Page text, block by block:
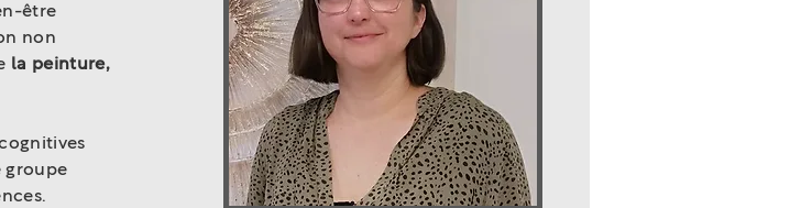
être
non
la peinture,
groupe